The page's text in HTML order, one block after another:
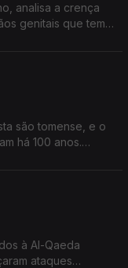
analisa a crença
genitais que tem
são tomense, e o
há 100 anos.
à Al-Qaeda
ataques